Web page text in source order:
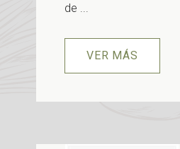
de ...
VER MÁS